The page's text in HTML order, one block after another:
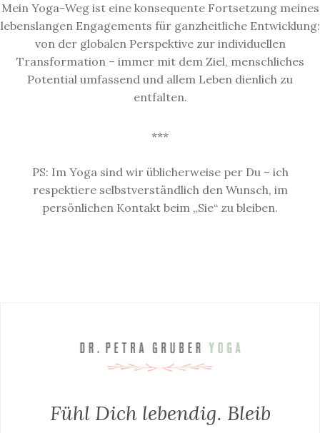
Mein Yoga-Weg ist eine konsequente Fortsetzung meines
lebenslangen Engagements für ganzheitliche Entwicklung:
von der globalen Perspektive zur individuellen
Transformation – immer mit dem Ziel, menschliches
Potential umfassend und allem Leben dienlich zu
entfalten.
***
PS: Im Yoga sind wir üblicherweise per Du – ich
respektiere selbstverständlich den Wunsch, im
persönlichen Kontakt beim „Sie“ zu bleiben.
Fühl Dich lebendig. Bleib